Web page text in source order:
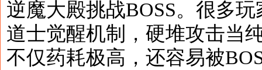
逆魔大殿挑战BOSS。很多
道士觉醒机制，硬堆攻击当
不仅药耗极高，还容易被